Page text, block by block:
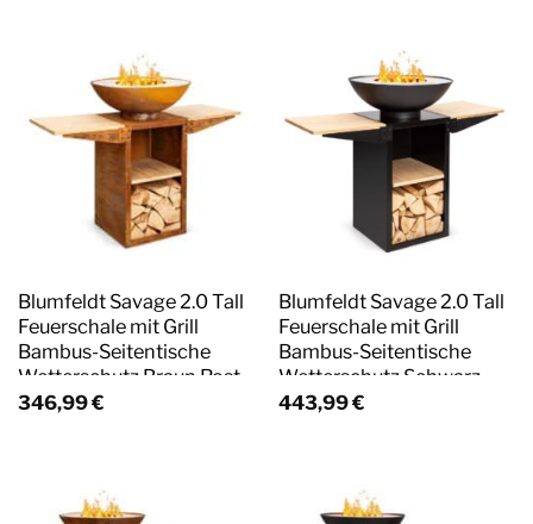
Blumfeldt Savage 2.0 Tall
Feuerschale mit Grill
Bambus-Seitentische
Wetterschutz Braun Rost
346,99€
Blumfeldt Savage 2.0 Tall
Feuerschale mit Grill
Bambus-Seitentische
Wetterschutz Schwarz
443,99€